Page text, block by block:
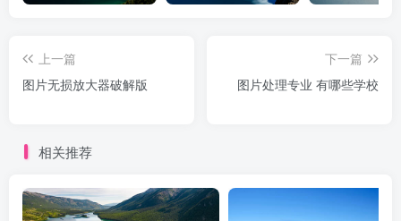
上一篇
图片无损放大器破解版
下一篇
图片处理专业 有哪些学校
相关推荐